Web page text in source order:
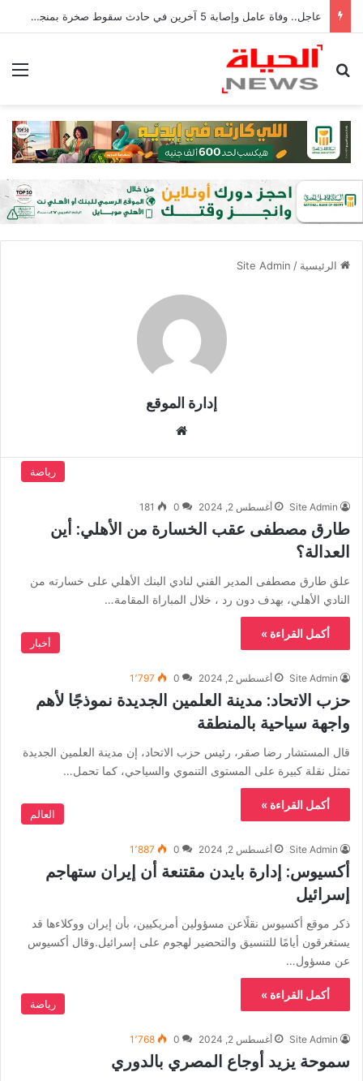
عاجل.. وفاة عامل وإصابة 5 آخرين في حادث سقوط صخرة بمنجم السكري
بحث عن
الرئيسية /
Site Admin
إدارة الموقع
رياضة
Site Admin أغسطس 2, 2024 0
181
طارق مصطفى عقب الخسارة من الأهلي: أين
العدالة؟
علق طارق مصطفى المدير الفني لنادي البنك الأهلي على خسارته من
النادي الأهلي، بهدف دون رد ، خلال المباراة المقامة…
أكمل القراءة »
أخبار
Site Admin أغسطس 2, 2024 0 1٬797
حزب الاتحاد: مدينة العلمين الجديدة نموذجًا لأهم
واجهة سياحية بالمنطقة
قال المستشار رضا صقر، رئيس حزب الاتحاد، إن مدينة العلمين الجديدة
تمثل نقلة كبيرة على المستوى التنموي والسياحي، كما تحمل…
أكمل القراءة »
العالم
Site Admin أغسطس 2, 2024 0 1٬887
أكسيوس: إدارة بايدن مقتنعة أن إيران ستهاجم
إسرائيل
ذكر موقع أكسيوس نقلًاعن مسؤولين أمريكيين، بأن إيران ووكلاءها قد
يستغرقون أيامًا للتنسيق والتحضير لهجوم على إسرائيل.وقال ‏أكسيوس
عن مسؤول…
أكمل القراءة »
رياضة
Site Admin أغسطس 2, 2024 0 1٬768
سموحة يزيد أوجاع المصري بالدوري